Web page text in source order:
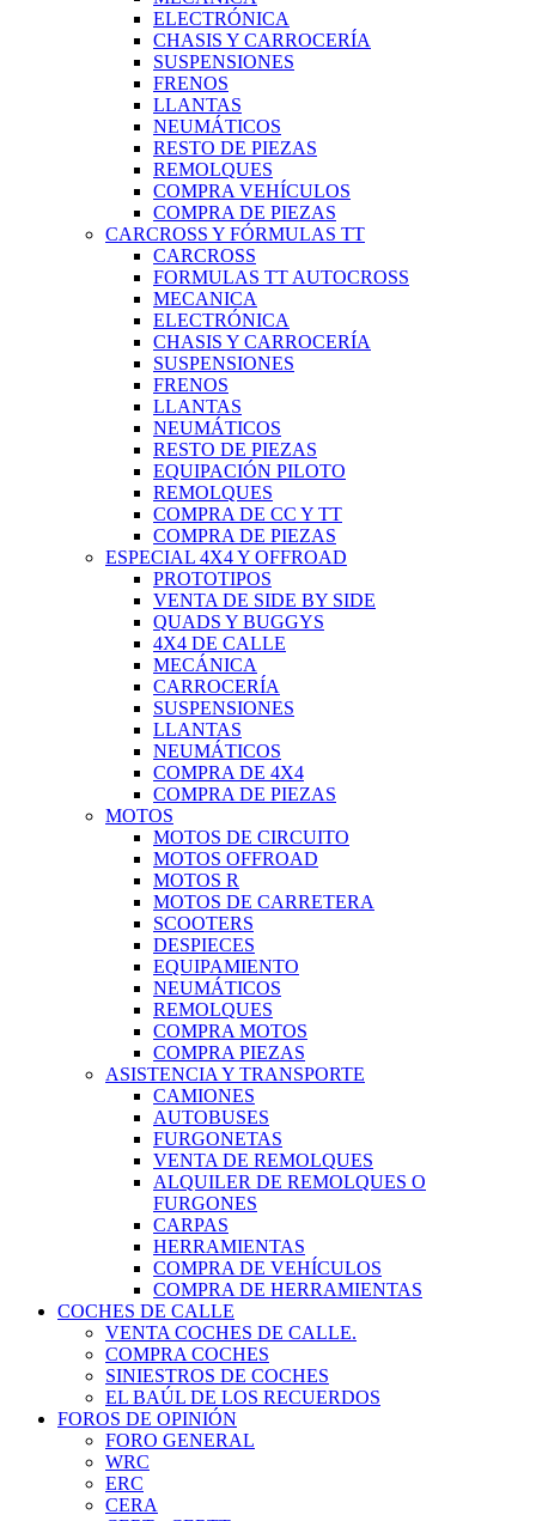
ELECTRÓNICA
CHASIS Y CARROCERÍA
SUSPENSIONES
FRENOS
LLANTAS
NEUMÁTICOS
RESTO DE PIEZAS
REMOLQUES
COMPRA VEHÍCULOS
COMPRA DE PIEZAS
CARCROSS Y FÓRMULAS TT
CARCROSS
FORMULAS TT AUTOCROSS
MECANICA
ELECTRÓNICA
CHASIS Y CARROCERÍA
SUSPENSIONES
FRENOS
LLANTAS
NEUMÁTICOS
RESTO DE PIEZAS
EQUIPACIÓN PILOTO
REMOLQUES
COMPRA DE CC Y TT
COMPRA DE PIEZAS
ESPECIAL 4X4 Y OFFROAD
PROTOTIPOS
VENTA DE SIDE BY SIDE
QUADS Y BUGGYS
4X4 DE CALLE
MECÁNICA
CARROCERÍA
SUSPENSIONES
LLANTAS
NEUMÁTICOS
COMPRA DE 4X4
COMPRA DE PIEZAS
MOTOS
MOTOS DE CIRCUITO
MOTOS OFFROAD
MOTOS R
MOTOS DE CARRETERA
SCOOTERS
DESPIECES
EQUIPAMIENTO
NEUMÁTICOS
REMOLQUES
COMPRA MOTOS
COMPRA PIEZAS
ASISTENCIA Y TRANSPORTE
CAMIONES
AUTOBUSES
FURGONETAS
VENTA DE REMOLQUES
ALQUILER DE REMOLQUES O
FURGONES
CARPAS
HERRAMIENTAS
COMPRA DE VEHÍCULOS
COMPRA DE HERRAMIENTAS
COCHES DE CALLE
VENTA COCHES DE CALLE.
COMPRA COCHES
SINIESTROS DE COCHES
EL BAÚL DE LOS RECUERDOS
FOROS DE OPINIÓN
FORO GENERAL
WRC
ERC
CERA